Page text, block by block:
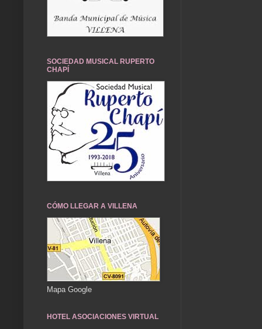
SOCIEDAD MUSICAL RUPERTO
CHAPÍ
CÓMO LLEGAR A VILLENA
Mapa Google
HOTEL ASOCIACIONES VIRTUAL